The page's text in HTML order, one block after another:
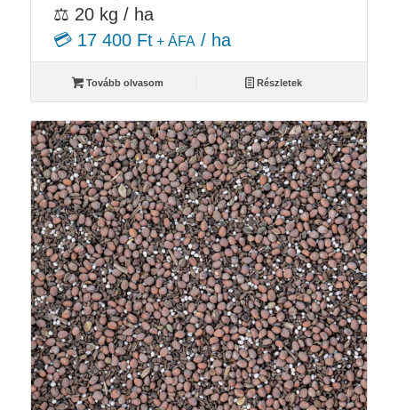
⚖️ 20 kg / ha
💳 17 400 Ft+ ÁFA/ ha
Tovább olvasom Részletek